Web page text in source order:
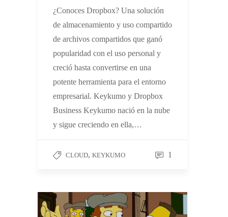
¿Conoces Dropbox? Una solución
de almacenamiento y uso compartido
de archivos compartidos que ganó
popularidad con el uso personal y
creció hasta convertirse en una
potente herramienta para el entorno
empresarial. Keykumo y Dropbox
Business Keykumo nació en la nube
y sigue creciendo en ella,…
CLOUD, KEYKUMO 1